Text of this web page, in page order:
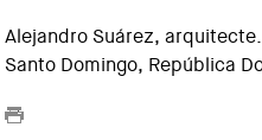
Alejandro Suárez,
Santo Domingo, República